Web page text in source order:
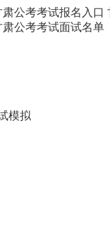
肃公考考试报名入口
肃公考考试面试名单
模拟